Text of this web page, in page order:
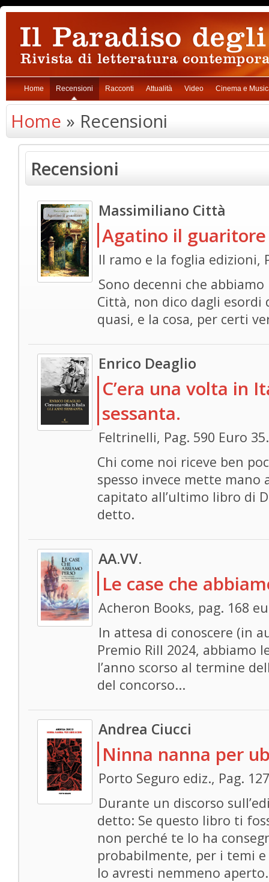
Home Recensioni Racconti Attualità Video Cinema e
Home » Recensioni
Recensioni
Massimiliano Città
Agatino il guaritore
Il ramo e la foglia edizioni,
Sono decenni che
Città, non dico dagli
quasi, e la cosa, per certi
Enrico Deaglio
C’era una volta in
sessanta.
Feltrinelli, Pag. 590 Euro
Chi come noi riceve ben
spesso invece mette mano
capitato all’ultimo libro di
detto.
AA.VV.
Le case che
Acheron Books, pag. 168
In attesa di conoscere (in
Premio Rill 2024, abbiamo
l’anno scorso al termine
del concorso...
Andrea Ciucci
Ninna nanna per
Porto Seguro ediz., Pag. 127
Durante un discorso
detto: Se questo libro ti
non perché te lo ha
probabilmente, per i temi
lo avresti nemmeno aperto.